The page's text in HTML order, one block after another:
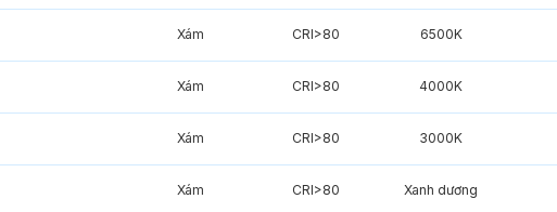
Xám CRI>80 6500K
Xám CRI>80 4000K
Xám CRI>80 3000K
Xám CRI>80 Xanh dương